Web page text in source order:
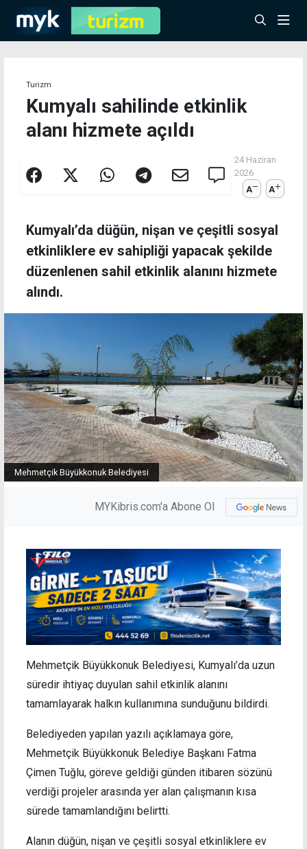
Turizm
Kumyalı sahilinde etkinlik
alanı hizmete açıldı
24 Haziran
2026
A
A
Kumyalı’da düğün, nişan ve çeşitli sosyal
etkinliklere ev sahipliği yapacak şekilde
düzenlenen sahil etkinlik alanını hizmete
alındı.
Mehmetçik Büyükkonuk Belediyesi
MYKibris.com'a Abone Ol
Mehmetçik Büyükkonuk Belediyesi, Kumyalı’da uzun
süredir ihtiyaç duyulan sahil etkinlik alanını
tamamlayarak halkın kullanımına sunduğunu bildirdi.
Belediyeden yapılan yazılı açıklamaya göre,
Mehmetçik Büyükkonuk Belediye Başkanı Fatma
Çimen Tuğlu, göreve geldiği günden itibaren sözünü
verdiği projeler arasında yer alan çalışmanın kısa
sürede tamamlandığını belirtti.
Alanın düğün, nişan ve çeşitli sosyal etkinliklere ev